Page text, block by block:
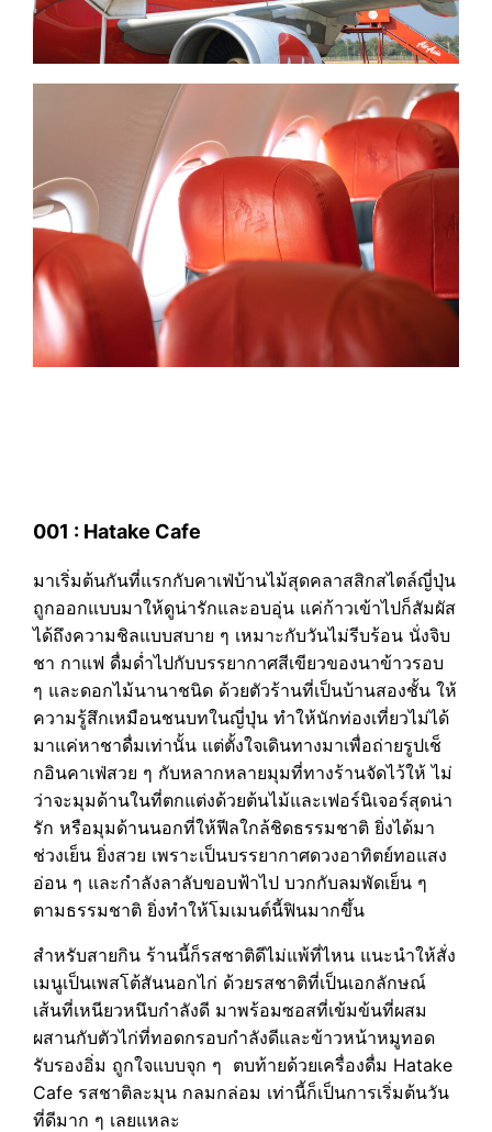
001 : Hatake Cafe
มาเริ่มต้นกันที่แรกกับคาเฟ่บ้านไม้สุดคลาสสิกสไตล์ญี่ปุ่น
ถูกออกแบบมาให้ดูน่ารักและอบอุ่น แค่ก้าวเข้าไปก็สัมผัส
ได้ถึงความชิลแบบสบาย ๆ เหมาะกับวันไม่รีบร้อน นั่งจิบ
ชา กาแฟ ดื่มด่ำไปกับบรรยากาศสีเขียวของนาข้าวรอบ
ๆ และดอกไม้นานาชนิด ด้วยตัวร้านที่เป็นบ้านสองชั้น ให้
ความรู้สึกเหมือนชนบทในญี่ปุ่น ทำให้นักท่องเที่ยวไม่ได้
มาแค่หาชาดื่มเท่านั้น แต่ตั้งใจเดินทางมาเพื่อถ่ายรูปเช็
กอินคาเฟ่สวย ๆ กับหลากหลายมุมที่ทางร้านจัดไว้ให้ ไม่
ว่าจะมุมด้านในที่ตกแต่งด้วยต้นไม้และเฟอร์นิเจอร์สุดน่า
รัก หรือมุมด้านนอกที่ให้ฟีลใกล้ชิดธรรมชาติ ยิ่งได้มา
ช่วงเย็น ยิ่งสวย เพราะเป็นบรรยากาศดวงอาทิตย์ทอแสง
อ่อน ๆ และกำลังลาลับขอบฟ้าไป บวกกับลมพัดเย็น ๆ
ตามธรรมชาติ ยิ่งทำให้โมเมนต์นี้ฟินมากขึ้น
สำหรับสายกิน ร้านนี้ก็รสชาติดีไม่แพ้ที่ไหน แนะนำให้สั่ง
เมนูเป็นเพสโต้สันนอกไก่ ด้วยรสชาติที่เป็นเอกลักษณ์
เส้นที่เหนียวหนึบกำลังดี มาพร้อมซอสที่เข้มข้นที่ผสม
ผสานกับตัวไก่ที่ทอดกรอบกำลังดีและข้าวหน้าหมูทอด
รับรองอิ่ม ถูกใจแบบจุก ๆ ตบท้ายด้วยเครื่องดื่ม Hatake
Cafe รสชาติละมุน กลมกล่อม เท่านี้ก็เป็นการเริ่มต้นวัน
ที่ดีมาก ๆ เลยแหละ